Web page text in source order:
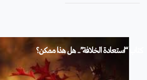
كتاب “استعادة الخلافة”.. هل هذا ممكن؟